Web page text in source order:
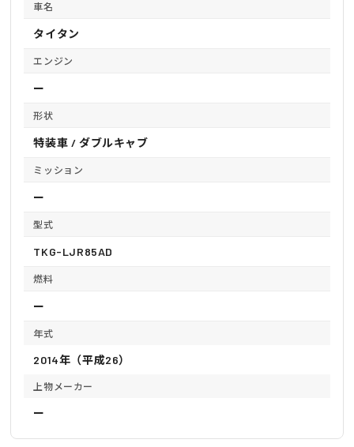
車名
タイタン
エンジン
ー
形状
特装車 / ダブルキャブ
ミッション
ー
型式
TKG-LJR85AD
燃料
ー
年式
2014年（平成26）
上物メーカー
ー